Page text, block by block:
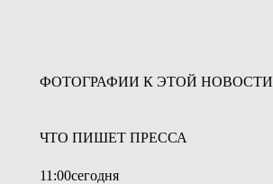
ФОТОГРАФИИ К ЭТОЙ НОВОСТИ
ЧТО ПИШЕТ ПРЕССА
11:00сегодня